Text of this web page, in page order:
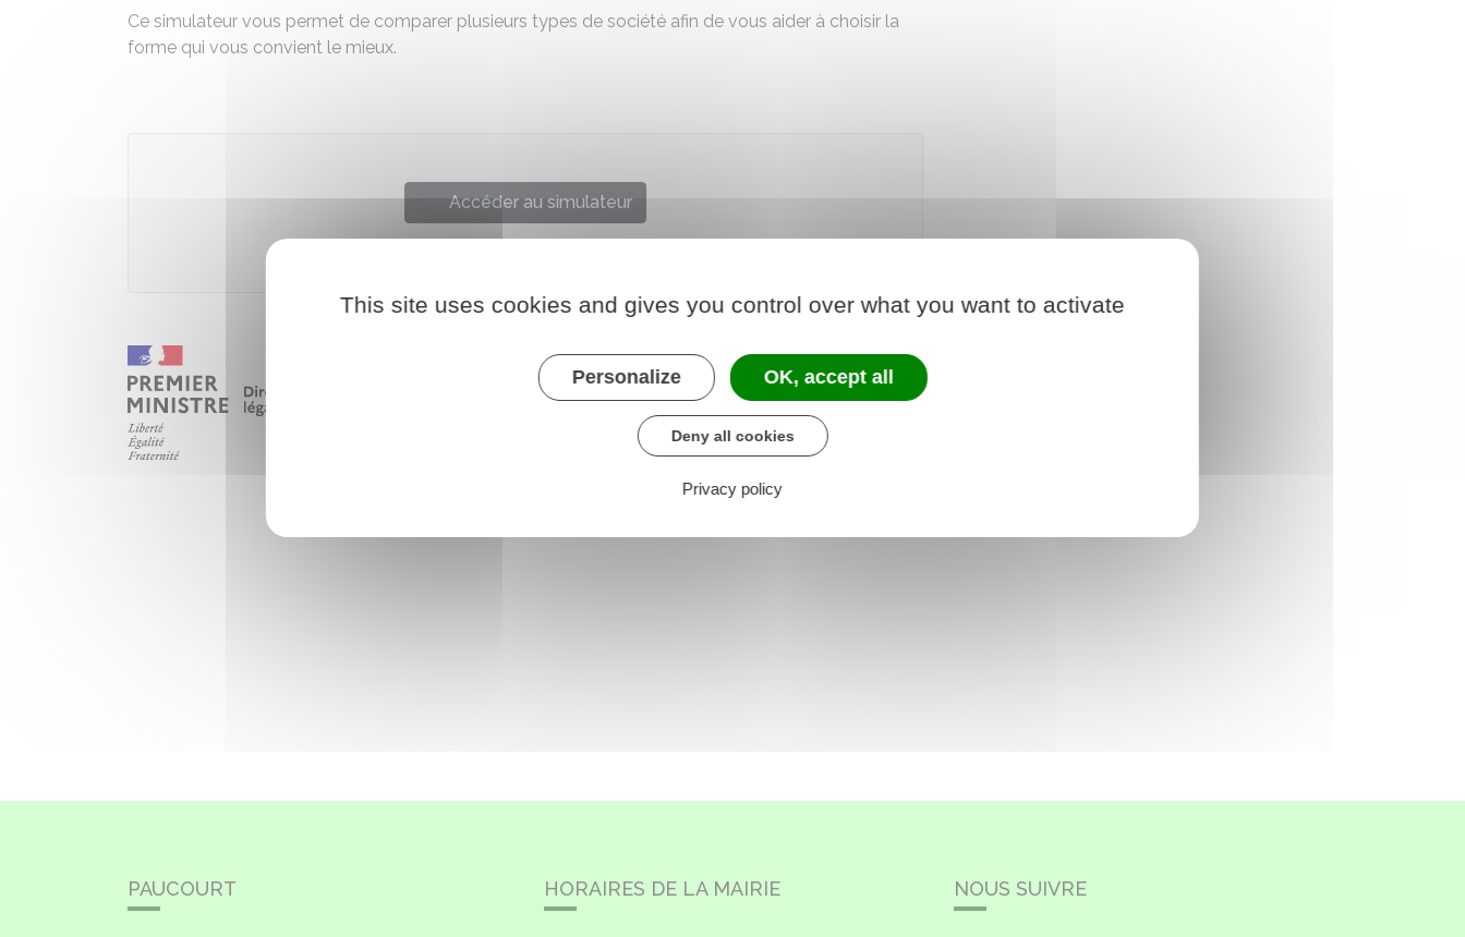
Ce simulateur vous permet de comparer plusieurs types de société afin de vous aider à choisir la
forme qui vous convient le mieux.
Accéder au simulateur
PAUCOURT HORAIRES DE LA MAIRIE NOUS SUIVRE
This site uses cookies and gives you control over what you want to activate
Personalize OK, accept all
Deny all cookies
Privacy policy